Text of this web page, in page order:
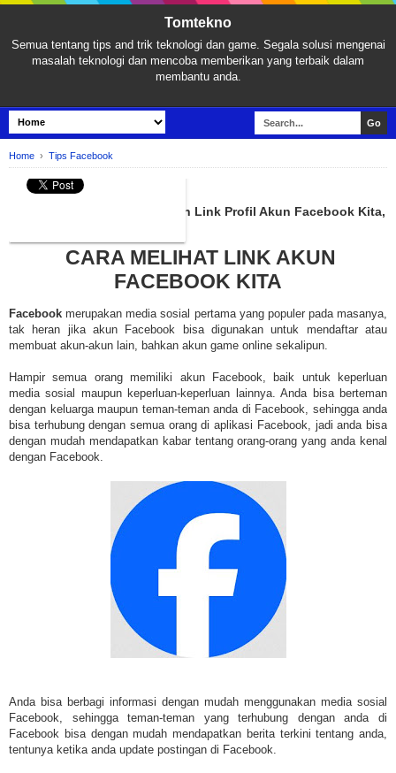
Tomtekno
Semua tentang tips and trik teknologi dan game. Segala solusi mengenai
masalah teknologi dan mencoba memberikan yang terbaik dalam
membantu anda.
Home › Tips Facebook
TIPS FACEBOOK
Cara Melihat dan Membagikan Link Profil Akun Facebook Kita,
CARA MELIHAT LINK AKUN
FACEBOOK KITA
Facebookmerupakan media sosial pertama yang populer pada masanya,
tak heran jika akun Facebook bisa digunakan untuk mendaftar atau
membuat akun-akun lain, bahkan akun game online sekalipun.
Hampir semua orang memiliki akun Facebook, baik untuk keperluan
media sosial maupun keperluan-keperluan lainnya. Anda bisa berteman
dengan keluarga maupun teman-teman anda di Facebook, sehingga anda
bisa terhubung dengan semua orang di aplikasi Facebook, jadi anda bisa
dengan mudah mendapatkan kabar tentang orang-orang yang anda kenal
dengan Facebook.
Anda bisa berbagi informasi dengan mudah menggunakan media sosial
Facebook, sehingga teman-teman yang terhubung dengan anda di
Facebook bisa dengan mudah mendapatkan berita terkini tentang anda,
tentunya ketika anda update postingan di Facebook.